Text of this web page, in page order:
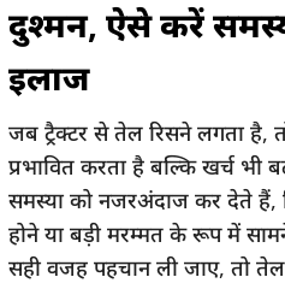
दुश्मन, ऐसे करें
इलाज
जब ट्रैक्टर से तेल रिसने लगता है,
प्रभावित करता है बल्कि खर्च भी
समस्या को नजरअंदाज कर देते हैं,
होने या बड़ी मरम्मत के रूप में
सही वजह पहचान ली जाए, तो